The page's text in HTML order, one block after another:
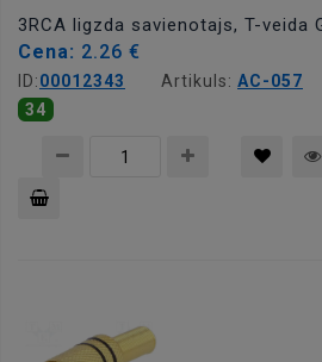
3RCA ligzda savienotajs, T-veida
Cena: 2.26 €
ID:00012343 Artikuls: AC-057
34